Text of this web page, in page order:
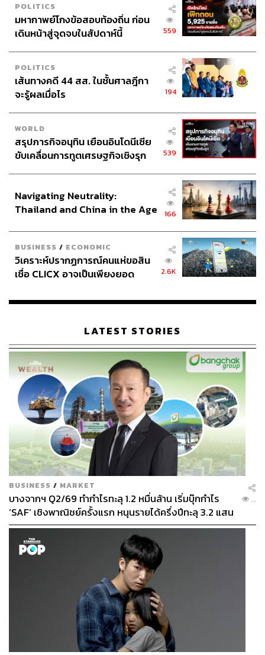
POLITICS
มหากาพย์โกงข้อสอบท้องถิ่น ก่อน
เดินหน้าสู่จุดจบในสัปดาห์นี้
559
POLITICS
เส้นทางคดี 44 สส. ในชั้นศาลฎีกา
จะรู้ผลเมื่อไร
194
WORLD
สรุปภารกิจอนุทิน เยือนอินโดนีเซีย
ขับเคลื่อนการทูตเศรษฐกิจเชิงรุก
539
Navigating Neutrality:
Thailand and China in the Age
166
BUSINESS / ECONOMIC
วิเคราะห์ปรากฏการณ์คนแห่ขอสิน
เชื่อ CLICX อาจเป็นเพียงยอด
เรือนไทยที่ถูกซุกไว้
2.6K
LATEST STORIES
BUSINESS / MARKET
บางจากฯ Q2/69 ทำกำไรทะลุ 1.2 หมื่นล้าน เริ่มบุ๊กกำไร
‘SAF’ เชิงพาณิชย์ครั้งแรก หนุนรายได้ครึ่งปีทะลุ 3.2 แสน
ล้าน
...